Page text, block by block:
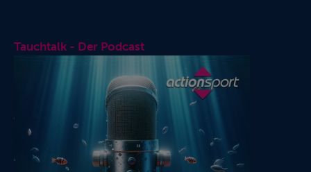
Tauchtalk - Der Podcast